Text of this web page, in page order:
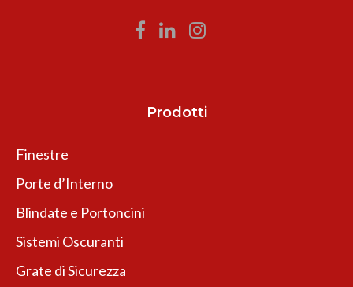
Prodotti
Finestre
Porte d’Interno
Blindate e Portoncini
Sistemi Oscuranti
Grate di Sicurezza